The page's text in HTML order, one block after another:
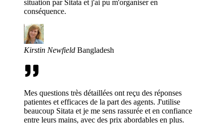
situation par Sitata et j'ai pu m'organiser en
conséquence.
Kirstin Newfield Bangladesh
Mes questions très détaillées ont reçu des réponses
patientes et efficaces de la part des agents. J'utilise
beaucoup Sitata et je me sens rassurée et en confiance
entre leurs mains, avec des prix abordables en plus.